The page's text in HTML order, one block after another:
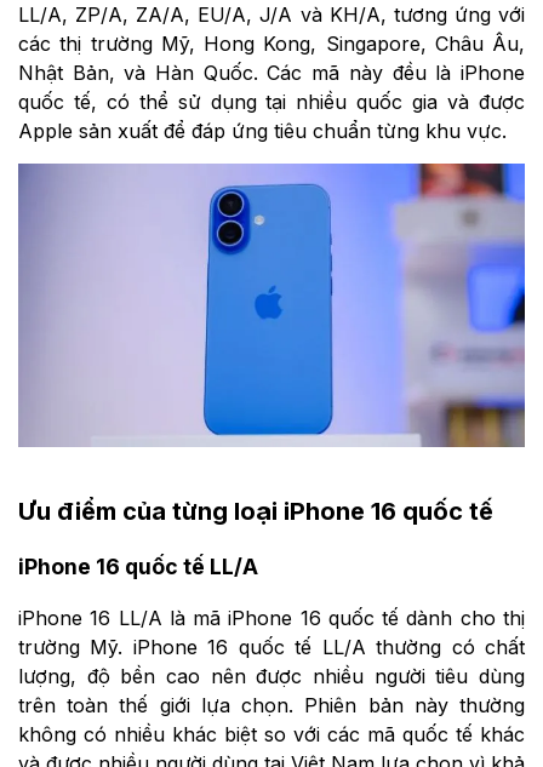
LL/A, ZP/A, ZA/A, EU/A, J/A và KH/A, tương ứng với
các thị trường Mỹ, Hong Kong, Singapore, Châu Âu,
Nhật Bản, và Hàn Quốc. Các mã này đều là iPhone
quốc tế, có thể sử dụng tại nhiều quốc gia và được
Apple sản xuất để đáp ứng tiêu chuẩn từng khu vực.
Ưu điểm của từng loại iPhone 16 quốc tế
iPhone 16 quốc tế LL/A
iPhone 16 LL/A là mã iPhone 16 quốc tế dành cho thị
trường Mỹ. iPhone 16 quốc tế LL/A thường có chất
lượng, độ bền cao nên được nhiều người tiêu dùng
trên toàn thế giới lựa chọn. Phiên bản này thường
không có nhiều khác biệt so với các mã quốc tế khác